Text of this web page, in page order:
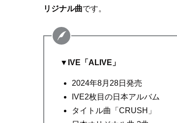
リジナル曲です。
▼ IVE「ALIVE」
2024年8月28日発売
IVE2枚目の日本アルバム
タイトル曲「CRUSH」